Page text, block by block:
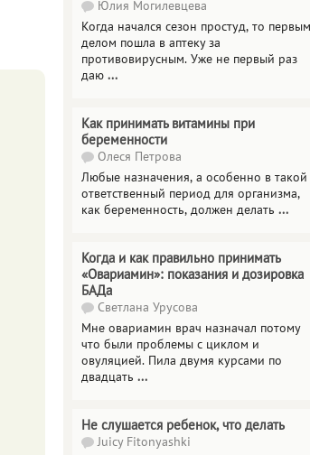
Юлия Могилевцева
Когда начался сезон простуд, то первым
делом пошла в аптеку за
противовирусным. Уже не первый раз
даю ...
Как принимать витамины при
беременности
Олеся Петрова
Любые назначения, а особенно в такой
ответственный период для организма,
как беременность, должен делать ...
Когда и как правильно принимать
«Овариамин»: показания и дозировка
БАДа
Светлана Урусова
Мне овариамин врач назначал потому
что были проблемы с циклом и
овуляцией. Пила двумя курсами по
двадцать ...
Не слушается ребенок, что делать
Juicy Fitonyashki